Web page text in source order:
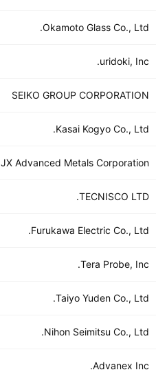
Okamoto Glass Co., Ltd.
uridoki, Inc.
SEIKO GROUP CORPORATION
Kasai Kogyo Co., Ltd.
JX Advanced Metals Corporation
TECNISCO LTD.
Furukawa Electric Co., Ltd.
Tera Probe, Inc.
Taiyo Yuden Co., Ltd.
Nihon Seimitsu Co., Ltd.
Advanex Inc.